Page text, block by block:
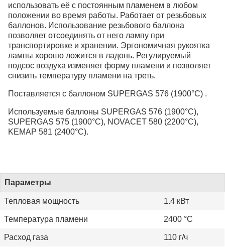
использовать её с постоянным пламенем в любом
положении во время работы. Работает от резьбовых
баллонов. Использование резьбового баллона
позволяет отсоединять от него лампу при
транспортировке и хранении. Эргономичная рукоятка
лампы хорошо ложится в ладонь. Регулируемый
подсос воздуха изменяет форму пламени и позволяет
снизить температуру пламени на треть.
Поставляется с баллоном SUPERGAS 576 (1900°С) .
Используемые баллоны SUPERGAS 576 (1900°С),
SUPERGAS 575 (1900°С), NOVACET 580 (2200°С),
KEMAP 581 (2400°С).
Параметры
Тепловая мощность 1.4 кВт
Температура пламени 2400 °С
Расход газа 110 г/ч